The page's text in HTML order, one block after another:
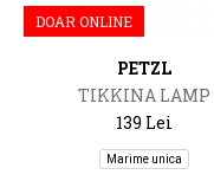
DOAR ONLINE
PETZL
TIKKINA LAMP
139 Lei
Marime unica